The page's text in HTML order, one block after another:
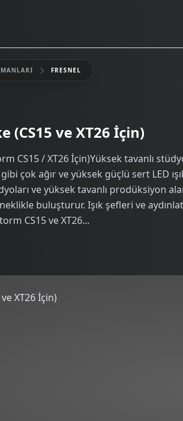
FRESNEL
ve XT26 İçin)
CS15 / XT26 İçin)Yüksek tavanlı
çok ağır ve yüksek güçlü sert
ve yüksek tavanlı prodüksiyon
buluşturur. Işık şefleri ve
CS15 ve XT26...